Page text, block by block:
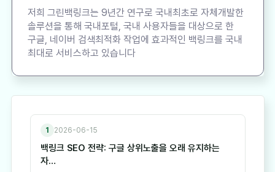
저희 그린백링크는 9년간 연구로 국내최초로 자체개발한
솔루션을 통해 국내포털, 국내 사용자들을 대상으로 한
구글, 네이버 검색최적화 작업에 효과적인 백링크를 국내
최대로 서비스하고 있습니다
1 2026-06-15
백링크 SEO 전략: 구글 상위노출을 오래 유지하는
자…